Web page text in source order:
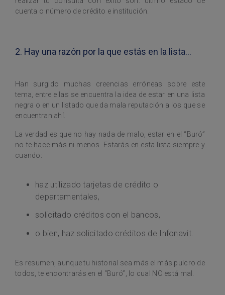
cuenta o número de crédito e institución.
2. Hay una razón por la que estás en la lista…
Han surgido muchas creencias erróneas sobre este
tema, entre ellas se encuentra la idea de estar en una lista
negra o en un listado que da mala reputación a los que se
encuentran ahí.
La verdad es que no hay nada de malo, estar en el “Buró”
no te hace más ni menos. Estarás en esta lista siempre y
cuando:
haz utilizado tarjetas de crédito o
departamentales,
solicitado créditos con el bancos,
o bien, haz solicitado créditos de Infonavit.
Es resumen, aunque tu historial sea más el más pulcro de
todos, te encontrarás en el “Buró”, lo cual NO está mal.